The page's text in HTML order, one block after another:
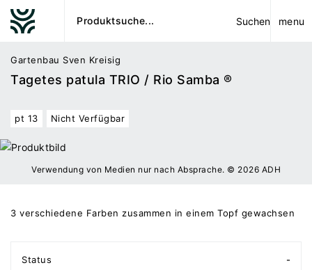
Suchen menu
Gartenbau Sven Kreisig
Tagetes patula TRIO / Rio Samba ®
pt 13 Nicht Verfügbar
Verwendung von Medien nur nach Absprache. © 2026 ADH
3 verschiedene Farben zusammen in einem Topf gewachsen
Status -